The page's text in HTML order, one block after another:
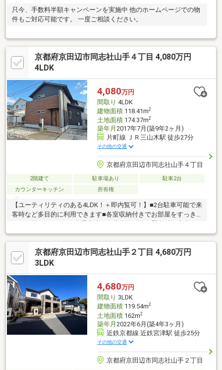
只今、手数料半額キャンペーンを実施中 他のホームページでの物
件もご対応可能です。 一度ご相談ください。
京都府京田辺市同志社山手４丁目 4,080万円
4LDK
4,080万円
間取り 4LDK
建物面積118.41m2
土地面積174.37m2
築年月 2017年7月(築9年2ヶ月)
片町線 ＪＲ三山木駅 徒歩27分
その他の交通
京都府京田辺市同志社山手４丁目
2階建て 駐車場あり
駐車2台
カウンターキッチン
所有権
【ユーティリティのある4LDK！＋即内覧可！】■2台駐車可能で来
客時など多目的に利用できます■各室収納付きでお部屋をすっき
す
京都府京田辺市同志社山手２丁目 4,680万円
3LDK
4,680万円
間取り 3LDK
建物面積119.54m2
土地面積162m2
築年月 2022年6月(築4年3ヶ月)
近鉄京都線 近鉄宮津駅 徒歩25分
その他の交通
京都府京田辺市同志社山手２丁目